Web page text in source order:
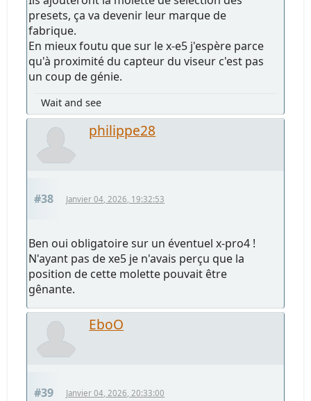
presets, ça va devenir leur marque de
fabrique.
En mieux foutu que sur le x-e5 j'espère parce
qu'à proximité du capteur du viseur c'est pas
un coup de génie.
Wait and see
philippe28
#38 Janvier 04, 2026, 19:32:53
Ben oui obligatoire sur un éventuel x-pro4 !
N'ayant pas de xe5 je n'avais perçu que la
position de cette molette pouvait être
gênante.
EboO
#39 Janvier 04, 2026, 20:33:00